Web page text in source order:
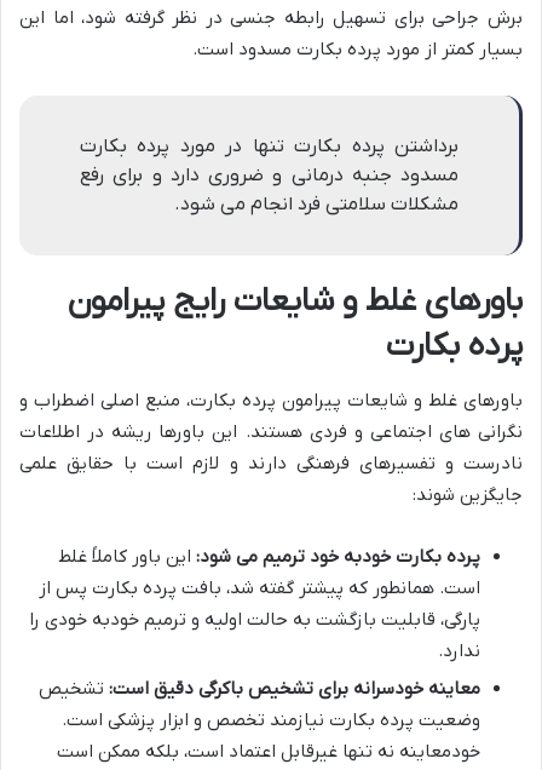
برش جراحی برای تسهیل رابطه جنسی در نظر گرفته شود، اما این
بسیار کمتر از مورد پرده بکارت مسدود است.
برداشتن پرده بکارت تنها در مورد پرده بکارت
مسدود جنبه درمانی و ضروری دارد و برای رفع
مشکلات سلامتی فرد انجام می شود.
باورهای غلط و شایعات رایج پیرامون
پرده بکارت
باورهای غلط و شایعات پیرامون پرده بکارت، منبع اصلی اضطراب و
نگرانی های اجتماعی و فردی هستند. این باورها ریشه در اطلاعات
نادرست و تفسیرهای فرهنگی دارند و لازم است با حقایق علمی
جایگزین شوند:
پرده بکارت خودبه خود ترمیم می شود: این باور کاملاً غلط
است. همانطور که پیشتر گفته شد، بافت پرده بکارت پس از
پارگی، قابلیت بازگشت به حالت اولیه و ترمیم خودبه خودی را
ندارد.
معاینه خودسرانه برای تشخیص باکرگی دقیق است: تشخیص
وضعیت پرده بکارت نیازمند تخصص و ابزار پزشکی است.
خودمعاینه نه تنها غیرقابل اعتماد است، بلکه ممکن است